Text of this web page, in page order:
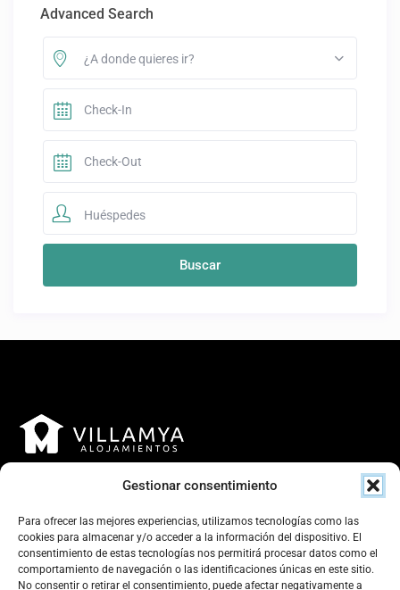
Gestionar consentimiento
Para ofrecer las mejores experiencias, utilizamos tecnologías como las
cookies para almacenar y/o acceder a la información del dispositivo. El
consentimiento de estas tecnologías nos permitirá procesar datos como el
comportamiento de navegación o las identificaciones únicas en este sitio.
No consentir o retirar el consentimiento, puede afectar negativamente a
Advanced Search
¿A donde quieres ir?
Huéspedes
Contacto